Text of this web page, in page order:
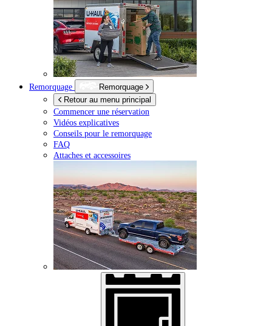
Remorquage
Remorquage
Retour au menu principal
Commencer une réservation
Vidéos explicatives
Conseils pour le remorquage
FAQ
Attaches et accessoires